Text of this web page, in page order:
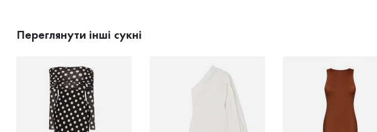
Переглянути інші сукні